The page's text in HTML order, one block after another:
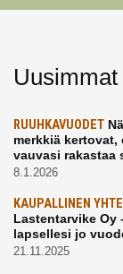
RUUHKAVUODET
merkkiä kertovat,
vauvasi rakastaa
8.1.2026
KAUPALLINEN
Lastentarvike Oy
lapsellesi jo
21.11.2025